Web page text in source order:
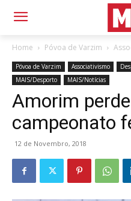
Home Póvoa de Varzim
Póvoa de Varzim Associativismo
MAIS/Desporto
MAIS/Notícias
Amorim
campeonato
12 de Novembro, 2018